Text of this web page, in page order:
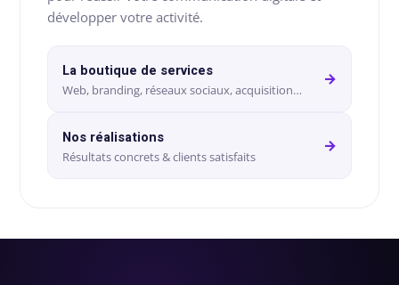
guideline
print
Identité
&
de
conversion
Maintenance,
hébergement
développer votre activité.
La boutique de services
Web, branding, réseaux sociaux, acquisition…
→
Nos réalisations
Résultats concrets & clients satisfaits
→